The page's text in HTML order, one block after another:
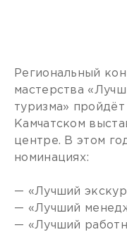
Региональный
мастерства
туризма» пройдёт
Камчатском
центре. В этом
номинациях:
— «Лучший
— «Лучший
— «Лучший